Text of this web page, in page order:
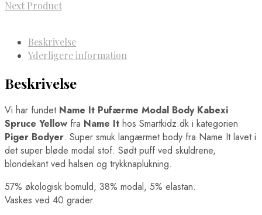
Next Product
Beskrivelse
Yderligere information
Beskrivelse
Vi har fundet Name It Pufærme Modal Body Kabexi
Spruce Yellow fra Name It hos Smartkidz.dk i kategorien
Piger Bodyer. Super smuk langærmet body fra Name It lavet i
det super bløde modal stof. Sødt puff ved skuldrene,
blondekant ved halsen og trykknaplukning.
57% økologisk bomuld, 38% modal, 5% elastan.
Vaskes ved 40 grader.